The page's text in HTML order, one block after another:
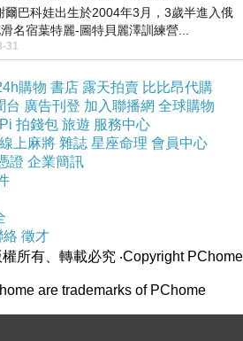
爾巴科娃出生於2004年3月，3歲半進入俄
名宿葉特麗-圖特貝麗澤訓練營...
31
購物 書店 露天拍賣 比比昂代購
台 廣告刊登 加入聯播網 全球購物
Pi 拍錢包 旅遊 服務中心
線上麻將 雜誌 星座命理 會員中心
證 企業簡訊
絡 徵才
權所有、轉載必究 ‧Copyright PChome
are trademarks of PChome